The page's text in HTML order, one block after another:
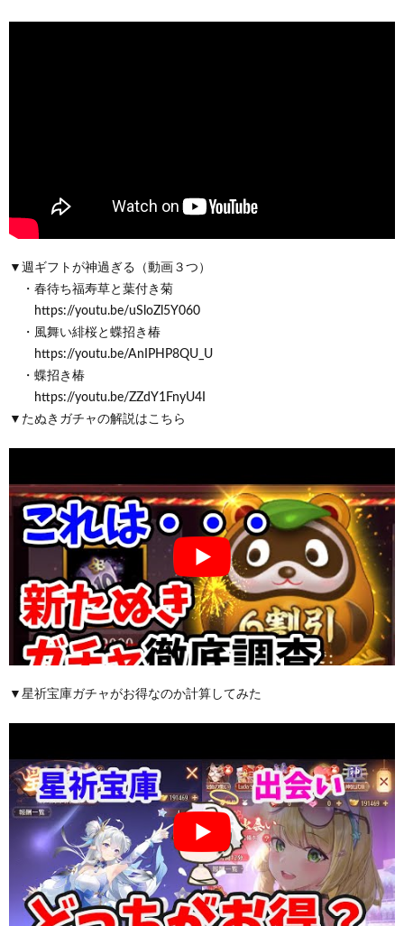
▼週ギフトが神過ぎる（動画３つ）
・春待ち福寿草と葉付き菊
https://youtu.be/uSloZl5Y060
・風舞い緋桜と蝶招き椿
https://youtu.be/AnIPHP8QU_U
・蝶招き椿
https://youtu.be/ZZdY1FnyU4I
▼たぬきガチャの解説はこちら
▼星祈宝庫ガチャがお得なのか計算してみた